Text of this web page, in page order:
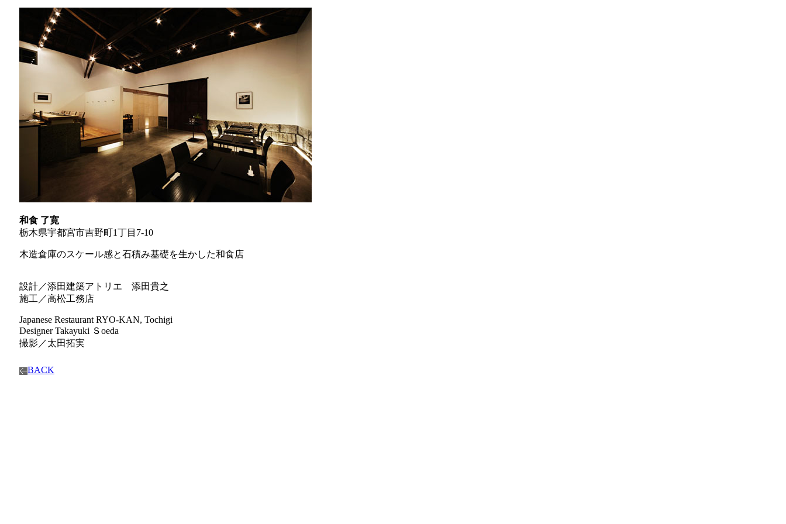
和食 了寛
栃木県宇都宮市吉野町1丁目7-10
木造倉庫のスケール感と石積み基礎を生かした和食店
設計／添田建築アトリエ 添田貴之
施工／高松工務店
Japanese Restaurant RYO-KAN, Tochigi
Designer Takayuki Ｓoeda
撮影／太田拓実
BACK